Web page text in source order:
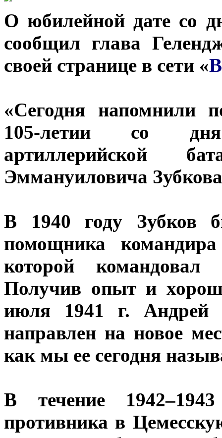
О юбилейной дате со
сообщил глава
своей странице в сети «
«Сегодня напомнили
105-летии со
артиллерийской
Эммануиловича
В 1940 году Зубков
помощника
которой
Получив опыт и
июля 1941 г. Андрей
направлен на новое
как мы ее сегодня
В течение
противника в